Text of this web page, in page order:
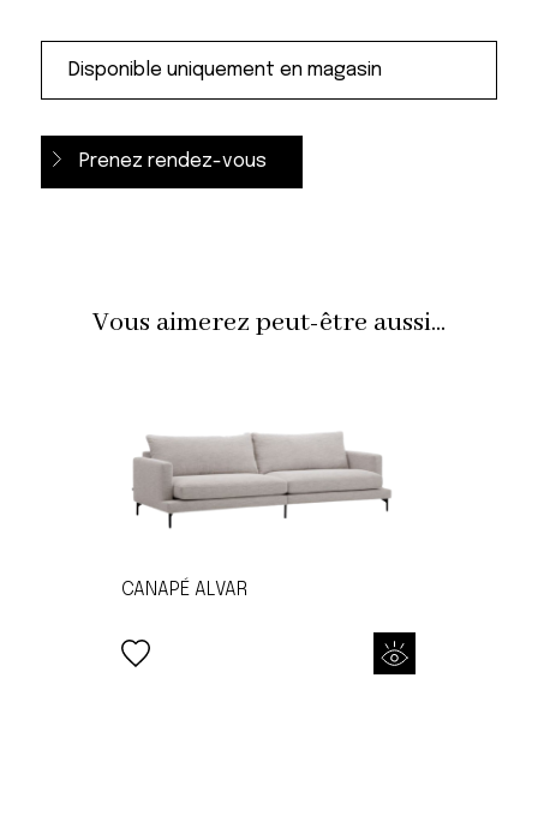
Prenez rendez-vous
Vous aimerez peut-être aussi...
CANAPÉ ALVAR